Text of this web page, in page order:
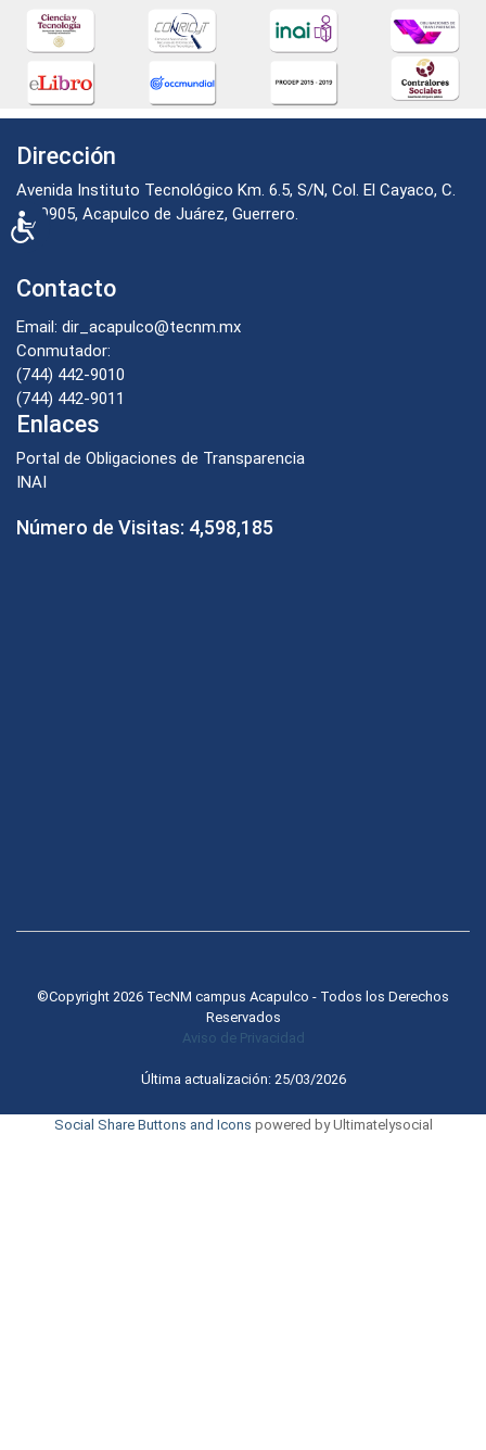
Accesibilidad
Dirección
Avenida Instituto Tecnológico Km. 6.5, S/N, Col. El Cayaco, C.
P. 39905, Acapulco de Juárez, Guerrero.
Contacto
Email: dir_acapulco@tecnm.mx
Conmutador:
(744) 442-9010
(744) 442-9011
Enlaces
Portal de Obligaciones de Transparencia
INAI
Número de Visitas: 4,598,185
©Copyright 2026 TecNM campus Acapulco - Todos los Derechos
Reservados
Aviso de Privacidad
Última actualización: 25/03/2026
Social Share Buttons and Icons powered by Ultimatelysocial